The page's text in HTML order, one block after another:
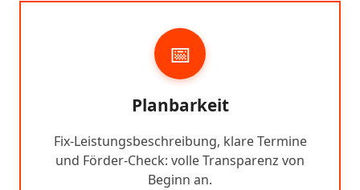
📅
Planbarkeit
Fix-Leistungsbeschreibung, klare Termine
und Förder-Check: volle Transparenz von
Beginn an.